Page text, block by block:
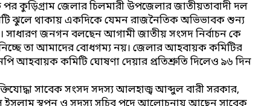
কুড়িগ্রাম জেলার চিলমারী উপজেলার জাতীয়তাবাদী দল
ঝুলে থাকায় একদিকে যেমন রাজনৈতিক অভিভাবক শুন্য
সাধারণ জনগন বলছেন আগামী জাতীয় সংসদ নির্বাচন কে
নিচ্ছে তা আমাদের বোধগম্য নয়। জেলার আহবায়ক কমিটির
আহবায়ক কমিটি ঘোষণা দেয়ার প্রতিশ্রুতি দিলেও ৯৬ দিন
সাবেক সংসদ সদস্য আলহাজ্ব আব্দুল বারী সরকার,